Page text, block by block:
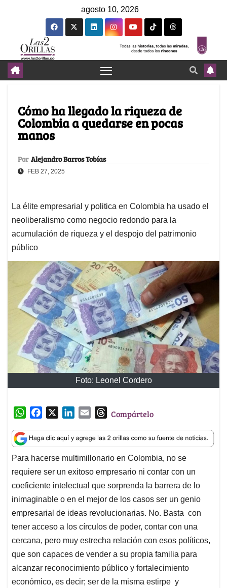
agosto 10, 2026
Cómo ha llegado la riqueza de
Colombia a quedarse en pocas
manos
Por Alejandro Barros Tobías
FEB 27, 2025
La élite empresarial y politica en Colombia ha usado el
neoliberalismo como negocio redondo para la
acumulación de riqueza y el despojo del patrimonio
público
Foto: Leonel Cordero
W
a
t
s
A
p
p
c
e
b
o
o
k
n
k
e
d
I
n
a
i
l
T
r
e
a
d
s
Compártelo
Para hacerse multimillonario en Colombia, no se
requiere ser un exitoso empresario ni contar con un
coeficiente intelectual que sorprenda la barrera de lo
inimaginable o en el mejor de los casos ser un genio
empresarial de ideas revolucionarias. No. Basta con
tener acceso a los círculos de poder, contar con una
cercana, pero muy estrecha relación con esos políticos,
que son capaces de vender a su propia familia para
alcanzar reconocimiento público y fortalecimiento
económico, es decir; ser de la misma estirpe y